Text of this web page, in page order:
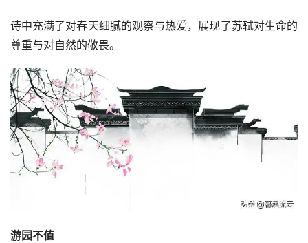
诗中充满了对春天细腻的观察与热爱，展现了苏轼对生命的
尊重与对自然的敬畏。
游园不值